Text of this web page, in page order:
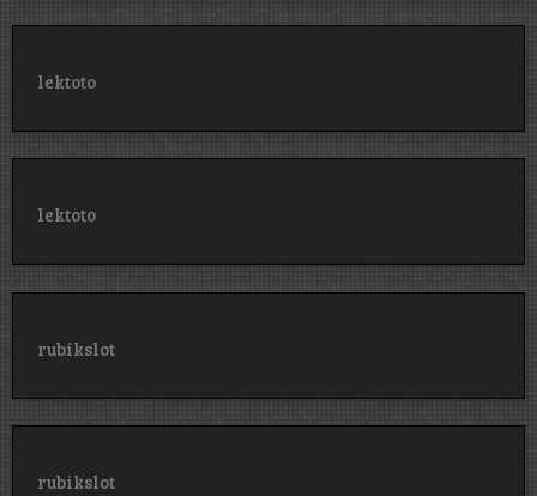
lektoto
lektoto
rubikslot
rubikslot